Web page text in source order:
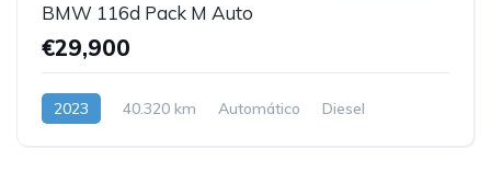
BMW 116d Pack M Auto
€29,900
2023 40.320 km Automático
Diesel